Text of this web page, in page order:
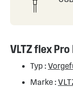
VLTZ flex
Typ :
Marke :